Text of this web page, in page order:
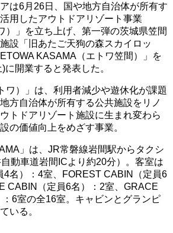
は6月 26日、国や地方自治体が所有す
用したアウトドアリゾート事業
）」を立ち上げ、第一弾の茨城県笠間
設「旧あたご天狗の森スカイロッ
ETOWA KASAMA （エトワ笠間）」を
)に開業すると発表した。
ワ）」は、利用者減少や遊休化が課題
方自治体が所有する公共施設をリノ
トドアリゾート施設に生まれ変わら
の価値向上をめざす事業。
」は、 JR常磐線岩間駅からタクシ
動車道岩間 ICより約20分）。客室は
4名）： 4室、 FOREST CABIN （定員6
CABIN （定員6名）： 2室、 GRACE
6室の全16室。キャビンとグランピ
いる。